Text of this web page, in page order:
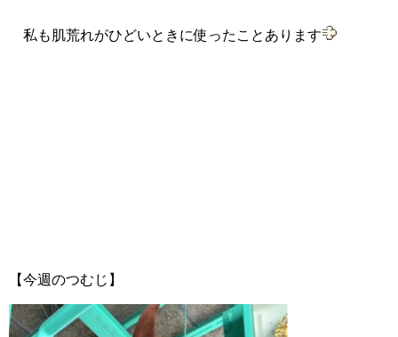
私も肌荒れがひどいときに使ったことあります
【今週のつむじ】